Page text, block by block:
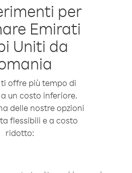
per
Emirati
Uniti da
offre più tempo di
un costo inferiore.
delle nostre opzioni
flessibili e a costo
ridotto: